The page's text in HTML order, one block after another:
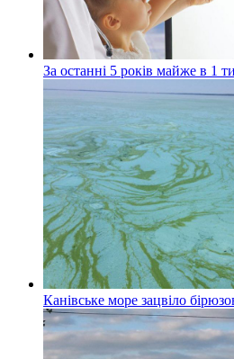
За останні 5 років майже в 1
Канівське море зацвіло